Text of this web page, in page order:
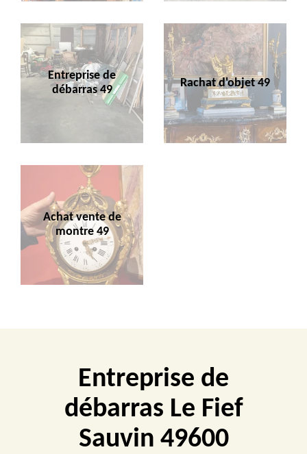
Entreprise de
débarras 49
Rachat d'objet 49
Achat vente de
montre 49
Entreprise de
débarras Le Fief
Sauvin 49600